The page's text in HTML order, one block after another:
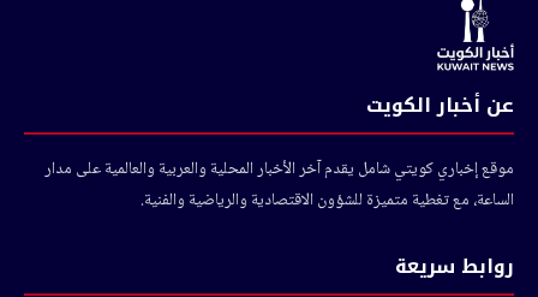
عن أخبار الكويت
موقع إخباري كويتي شامل يقدم آخر الأخبار المحلية والعربية والعالمية على مدار
الساعة، مع تغطية متميزة للشؤون الاقتصادية والرياضية والفنية.
روابط سريعة